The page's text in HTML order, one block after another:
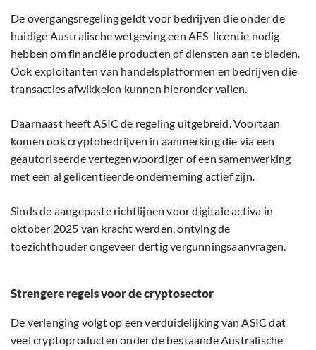
De overgangsregeling geldt voor bedrijven die onder de
huidige Australische wetgeving een AFS-licentie nodig
hebben om financiële producten of diensten aan te bieden.
Ook exploitanten van handelsplatformen en bedrijven die
transacties afwikkelen kunnen hieronder vallen.
Daarnaast heeft ASIC de regeling uitgebreid. Voortaan
komen ook cryptobedrijven in aanmerking die via een
geautoriseerde vertegenwoordiger of een samenwerking
met een al gelicentieerde onderneming actief zijn.
Sinds de aangepaste richtlijnen voor digitale activa in
oktober 2025 van kracht werden, ontving de
toezichthouder ongeveer dertig vergunningsaanvragen.
Strengere regels voor de cryptosector
De verlenging volgt op een verduidelijking van ASIC dat
veel cryptoproducten onder de bestaande Australische